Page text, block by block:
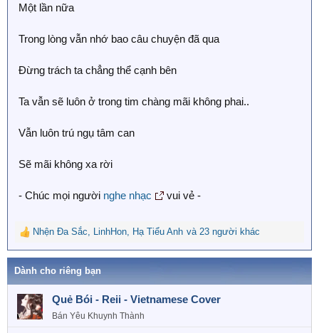
Một lần nữa
Trong lòng vẫn nhớ bao câu chuyện đã qua
Đừng trách ta chẳng thể cạnh bên
Ta vẫn sẽ luôn ở trong tim chàng mãi không phai..
Vẫn luôn trú ngụ tâm can
Sẽ mãi không xa rời
- Chúc mọi người nghe nhạc vui vẻ -
R
e
c
t
o
n
Nhện Đa Sắc LinhHon Hạ Tiểu Anh và 23 người khác
Dành cho riêng bạn
Quẻ Bói - Reii - Vietnamese Cover
Bán Yêu Khuynh Thành